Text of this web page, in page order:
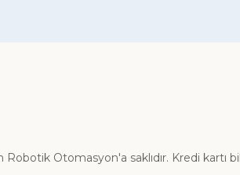
Otomasyon'a saklıdır. Kredi kartı